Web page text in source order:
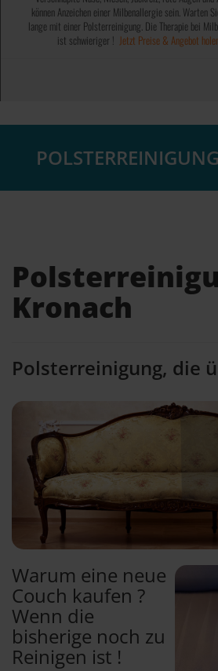
können Anzeichen einer Milbenallergie sein. Warten
lange mit einer Polsterreinigung. Die Therapie bei
ist schwieriger ! Jetzt Preise & Angebot
✓ Bundesweit tätig ✓
✓ Genießen Sie 100% saubere Polster ✓
✓ Fleckenentfernung ✓
✓ Milbenentfernung ✓
✓ Saubere Polster ✓
✓ Werterhaltend ✓
Kronach
Polsterreinigung, die
Warum eine neue
Couch kaufen ?
Wenn die
bisherige noch zu
Reinigen ist !